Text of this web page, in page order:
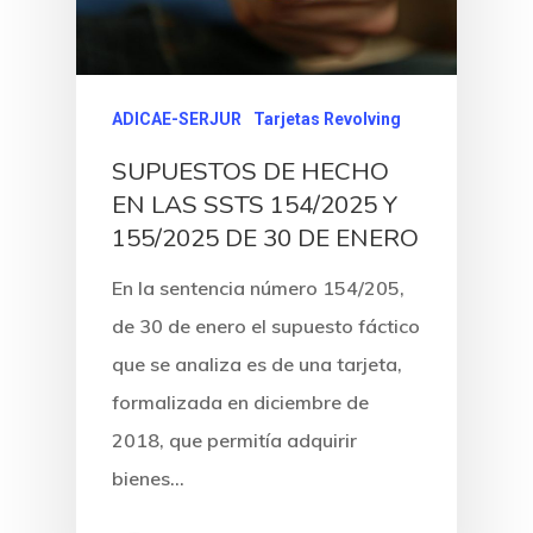
ADICAE-SERJUR Tarjetas Revolving
SUPUESTOS DE HECHO
EN LAS SSTS 154/2025 Y
155/2025 DE 30 DE ENERO
En la sentencia número 154/205,
de 30 de enero el supuesto fáctico
que se analiza es de una tarjeta,
formalizada en diciembre de
2018, que permitía adquirir
bienes…